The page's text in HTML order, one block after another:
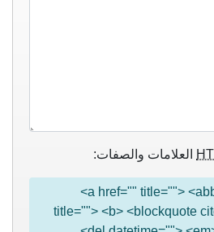
العلامات والصفات:
<a href="" title="">
title=""> <b> <blockquote